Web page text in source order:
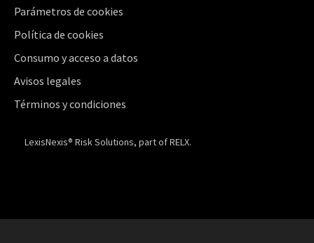
Parámetros de cookies
Política de cookies
Consumo y acceso a datos
Avisos legales
Términos y condiciones
LexisNexis® Risk Solutions, part of RELX.